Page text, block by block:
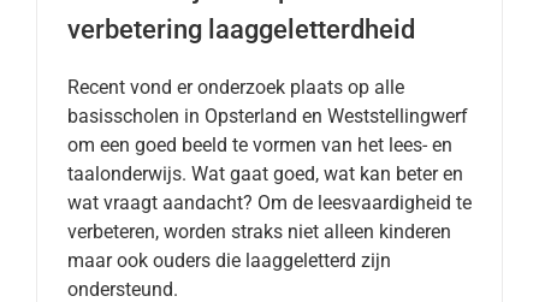
verbetering laaggeletterdheid
Recent vond er onderzoek plaats op alle
basisscholen in Opsterland en Weststellingwerf
om een goed beeld te vormen van het lees- en
taalonderwijs. Wat gaat goed, wat kan beter en
wat vraagt aandacht? Om de leesvaardigheid te
verbeteren, worden straks niet alleen kinderen
maar ook ouders die laaggeletterd zijn
ondersteund.